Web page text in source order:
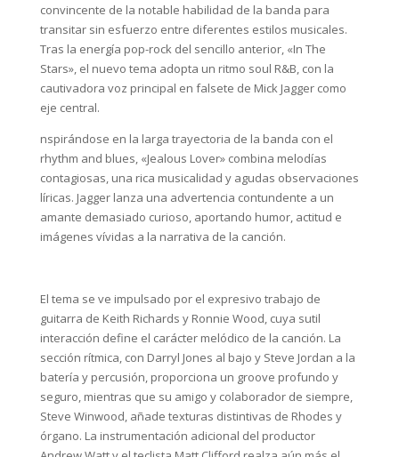
convincente de la notable habilidad de la banda para
transitar sin esfuerzo entre diferentes estilos musicales.
Tras la energía pop-rock del sencillo anterior, «In The
Stars», el nuevo tema adopta un ritmo soul R&B, con la
cautivadora voz principal en falsete de Mick Jagger como
eje central.
nspirándose en la larga trayectoria de la banda con el
rhythm and blues, «Jealous Lover» combina melodías
contagiosas, una rica musicalidad y agudas observaciones
líricas. Jagger lanza una advertencia contundente a un
amante demasiado curioso, aportando humor, actitud e
imágenes vívidas a la narrativa de la canción.
El tema se ve impulsado por el expresivo trabajo de
guitarra de Keith Richards y Ronnie Wood, cuya sutil
interacción define el carácter melódico de la canción. La
sección rítmica, con Darryl Jones al bajo y Steve Jordan a la
batería y percusión, proporciona un groove profundo y
seguro, mientras que su amigo y colaborador de siempre,
Steve Winwood, añade texturas distintivas de Rhodes y
órgano. La instrumentación adicional del productor